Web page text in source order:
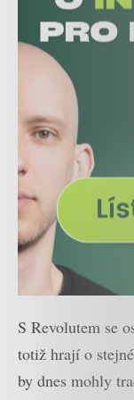
S Revolutem se
totiž hrají o
by dnes mohly